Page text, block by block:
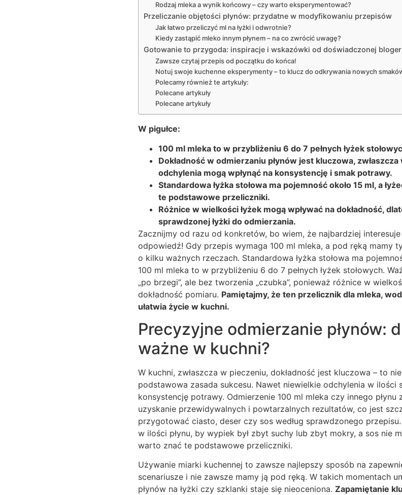
Rodzaj mleka a wynik końcowy – czy warto eksperymentować?
Przeliczanie objętości płynów: przydatne w modyfikowaniu przepisów
Jak łatwo przeliczyć ml na łyżki i odwrotnie?
Kiedy zastąpić mleko innym płynem – na co zwrócić uwagę?
Gotowanie to przygoda: inspiracje i wskazówki od doświadczonej
Zawsze czytaj przepis od początku do końca!
Notuj swoje kuchenne eksperymenty – to klucz do odkrywania nowych
Polecamy również te artykuły:
Polecane artykuły
Polecane artykuły
W pigułce:
100 ml mleka to w przybliżeniu 6 do 7 pełnych łyżek
Dokładność w odmierzaniu płynów jest kluczowa,
odchylenia mogą wpłynąć na konsystencję i smak potrawy.
Standardowa łyżka stołowa ma pojemność około 15 ml, a
te podstawowe przeliczniki.
Różnice w wielkości łyżek mogą wpływać na dokładność,
sprawdzonej łyżki do odmierzania.
Zacznijmy od razu od konkretów, bo wiem, że najbardziej
odpowiedź! Gdy przepis wymaga 100 ml mleka, a pod ręką mamy
o kilku ważnych rzeczach. Standardowa łyżka stołowa ma
100 ml mleka to w przybliżeniu 6 do 7 pełnych łyżek stołowych.
„po brzegi”, ale bez tworzenia „czubka”, ponieważ różnice w
dokładność pomiaru. Pamiętajmy, że ten przelicznik dla mleka,
ułatwia życie w kuchni.
Precyzyjne odmierzanie płynów:
ważne w kuchni?
W kuchni, zwłaszcza w pieczeniu, dokładność jest kluczowa – to
podstawowa zasada sukcesu. Nawet niewielkie odchylenia w ilości
konsystencję potrawy. Odmierzenie 100 ml mleka czy innego
uzyskanie przewidywalnych i powtarzalnych rezultatów, co jest
przygotować ciasto, deser czy sos według sprawdzonego
w ilości płynu, by wypiek był zbyt suchy lub zbyt mokry, a sos nie
warto znać te podstawowe przeliczniki.
Używanie miarki kuchennej to zawsze najlepszy sposób na
scenariusze i nie zawsze mamy ją pod ręką. W takich momentach
płynów na łyżki czy szklanki staje się nieoceniona. Zapamiętanie